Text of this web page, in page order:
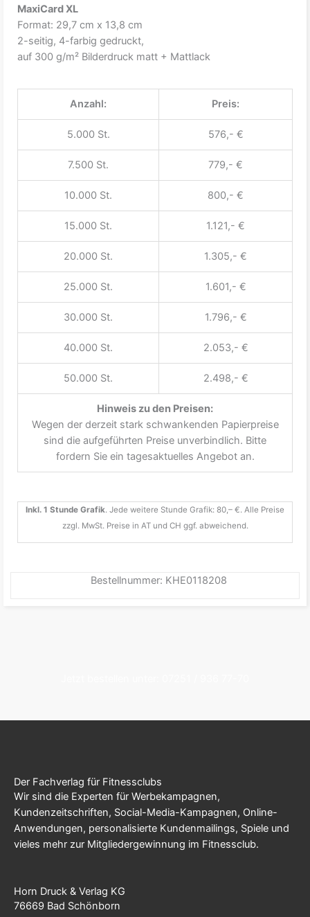
MaxiCard XL
Format: 29,7 cm x 13,8 cm
2-seitig, 4-farbig gedruckt,
auf 300 g/m² Bilderdruck matt + Mattlack
Anzahl: Preis:
5.000 St. 576,- €
7.500 St. 779,- €
10.000 St. 800,- €
15.000 St. 1.121,- €
20.000 St. 1.305,- €
25.000 St. 1.601,- €
30.000 St. 1.796,- €
40.000 St. 2.053,- €
50.000 St. 2.498,- €
Hinweis zu den Preisen:
Wegen der derzeit stark schwankenden Papierpreise
sind die aufgeführten Preise unverbindlich. Bitte
fordern Sie ein tagesaktuelles Angebot an.
Inkl. 1 Stunde Grafik. Jede weitere Stunde Grafik: 80,– €. Alle Preise
zzgl. MwSt. Preise in AT und CH ggf. abweichend.
Bestellnummer: KHE0118208
Der Fachverlag für Fitnessclubs
Wir sind die Experten für Werbekampagnen,
Kundenzeitschriften, Social-Media-Kampagnen, Online-
Anwendungen, personalisierte Kundenmailings, Spiele und
vieles mehr zur Mitgliedergewinnung im Fitnessclub.
Horn Druck & Verlag KG
76669 Bad Schönborn